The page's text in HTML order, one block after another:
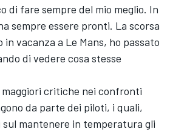
di fare sempre del mio meglio. In
sempre essere pronti. La scorsa
vacanza a Le Mans, ho passato
di vedere cosa stesse
critiche nei confronti
da parte dei piloti, i quali,
mantenere in temperatura gli